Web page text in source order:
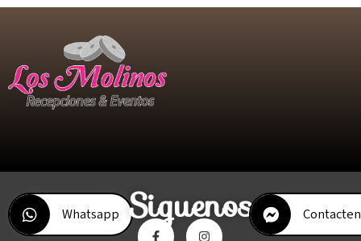
Whatsapp Siguenos